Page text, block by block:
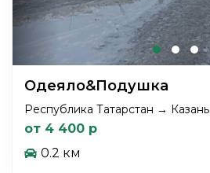
Одеяло&Подушка
Республика Татарстан → Казань
от 4 400 р
0.2 км